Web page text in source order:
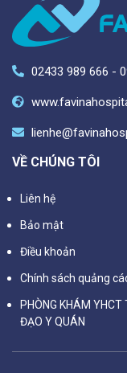
02433 989 666 -
VỀ CHÚNG TÔI
Liên hệ
Bảo mật
Điều khoản
Chính sách quảng
PHÒNG KHÁM YHCT
ĐẠO Y QUÁN